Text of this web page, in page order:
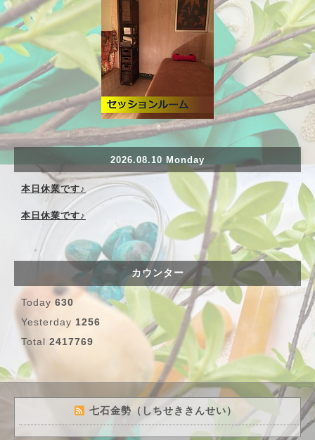
2026.08.10 Monday
本日休業です♪
本日休業です♪
カウンター
Today 630
Yesterday 1256
Total 2417769
七石金勢（しちせききんせい）